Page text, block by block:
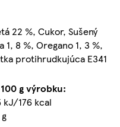
22 %, Cukor, Sušený
8 %, Oregano 1, 3 %,
protihrudkujúca E341
g výrobku:
kJ/176 kcal